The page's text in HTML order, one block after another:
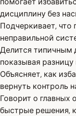
дисциплину без
Подчеркивает, что
неправильной
Делится типичным
показывая
Объясняет, как
вернуть контроль
Говорит о главных
быстрые решения,